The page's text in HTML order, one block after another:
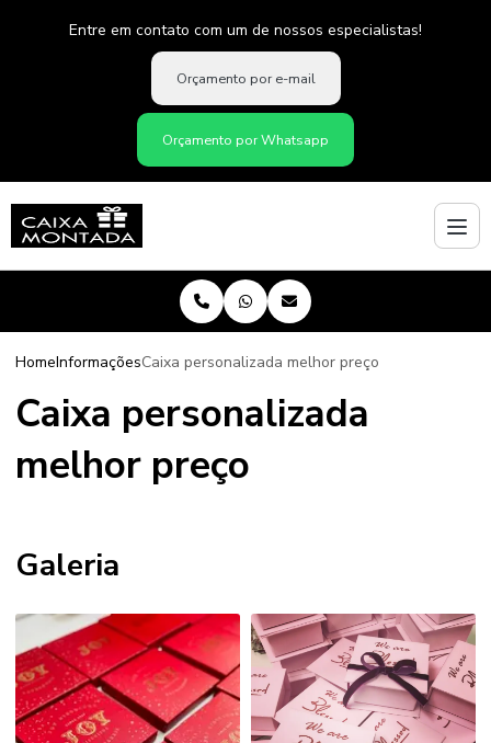
Entre em contato com um de nossos especialistas!
Orçamento por e-mail
Orçamento por Whatsapp
HomeInformaçõesCaixa personalizada melhor preço
Caixa personalizada
melhor preço
Galeria